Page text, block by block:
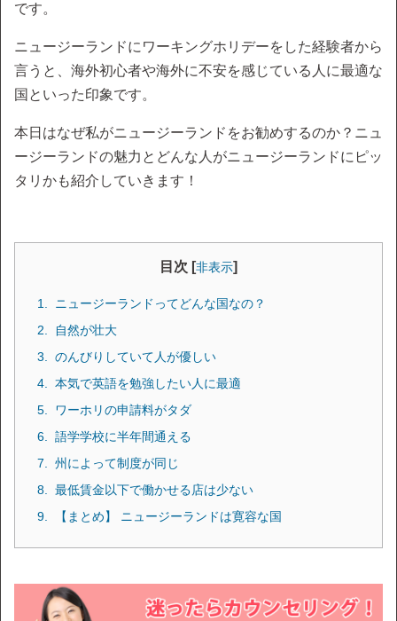
です。
ニュージーランドにワーキングホリデーをした経験者から
言うと、海外初心者や海外に不安を感じている人に最適な
国といった印象です。
本日はなぜ私がニュージーランドをお勧めするのか？ニュ
ージーランドの魅力とどんな人がニュージーランドにピッ
タリかも紹介していきます！
目次 [非表示]
ニュージーランドってどんな国なの？
自然が壮大
のんびりしていて人が優しい
本気で英語を勉強したい人に最適
ワーホリの申請料がタダ
語学学校に半年間通える
州によって制度が同じ
最低賃金以下で働かせる店は少ない
【まとめ】 ニュージーランドは寛容な国